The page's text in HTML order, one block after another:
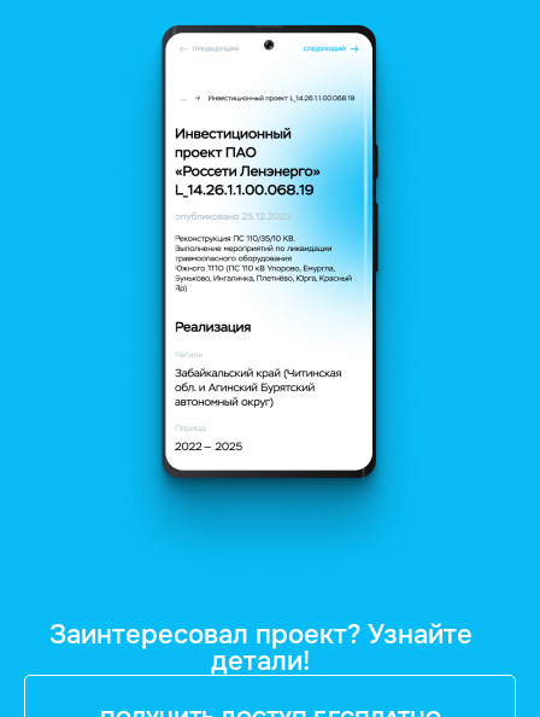
Заинтересовал проект? Узнайте
детали!